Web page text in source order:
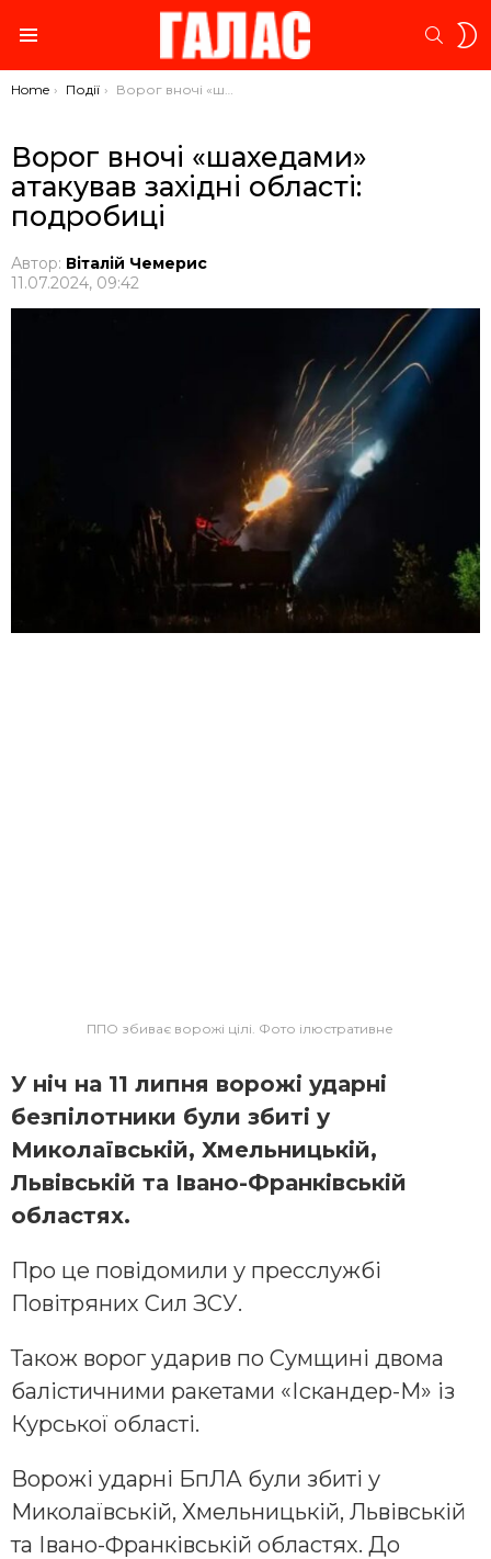
You are here:
Home Події Ворог вночі «шахедами» атакував західні області: подробиці
Ворог вночі «шахедами»
атакував західні області:
подробиці
Автор: Віталій Чемерис
11.07.2024, 09:42
ППО збиває ворожі цілі. Фото ілюстративне
У ніч на 11 липня ворожі ударні
безпілотники були збиті у
Миколаївській, Хмельницькій,
Львівській та Івано-Франківській
областях.
Про це повідомили у пресслужбі
Повітряних Сил ЗСУ.
Також ворог ударив по Сумщині двома
балістичними ракетами «Іскандер-М» із
Курської області.
Ворожі ударні БпЛА були збиті у
Миколаївській, Хмельницькій, Львівській
та Івано-Франківській областях. До